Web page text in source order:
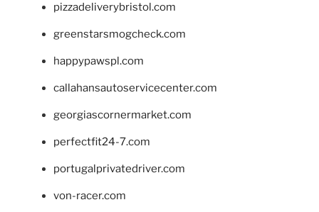
pizzadeliverybristol.com
greenstarsmogcheck.com
happypawspl.com
callahansautoservicecenter.com
georgiascornermarket.com
perfectfit24-7.com
portugalprivatedriver.com
von-racer.com